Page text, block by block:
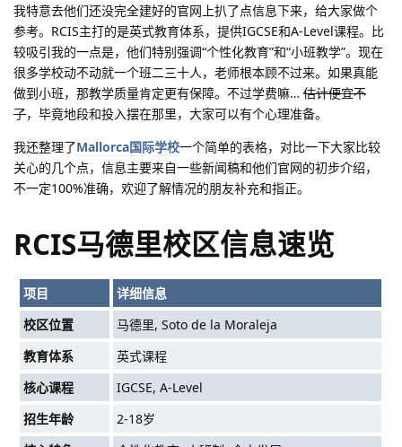
我特意去他们还没完全建好的官网上扒了点信息下来，给大家做个
参考。RCIS主打的是英式教育体系，提供IGCSE和A-Level课程。比
较吸引我的一点是，他们特别强调“个性化教育”和“小班教学”。现在
很多学校动不动就一个班二三十人，老师根本顾不过来。如果真能
做到小班，那教学质量肯定更有保障。不过学费嘛… 估计便宜不
了，毕竟地段和投入摆在那里，大家可以有个心理准备。
我还整理了Mallorca国际学校一个简单的表格，对比一下大家比较
关心的几个点，信息主要来自一些新闻稿和他们官网的初步介绍，
不一定100%准确，欢迎了解情况的朋友补充和指正。
RCIS马德里校区信息速览
项目
详细信息
校区位置
马德里, Soto de la Moraleja
教育体系
英式课程
核心课程
IGCSE, A-Level
招生年龄
2-18岁